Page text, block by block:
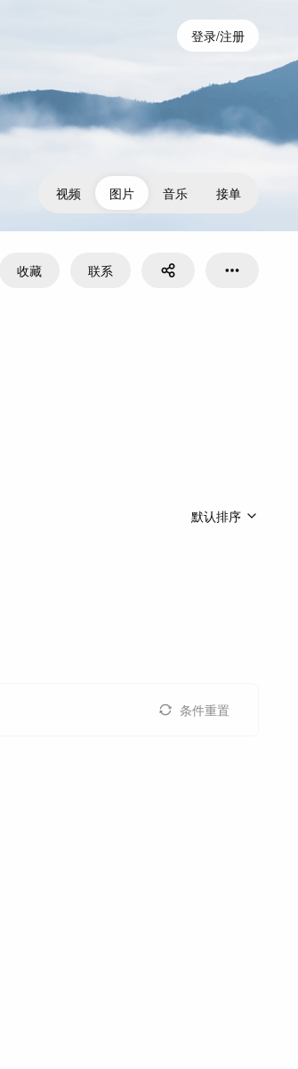
登录/注册
视频 图片 音乐 接单
收藏 联系
默认排序
条件重置